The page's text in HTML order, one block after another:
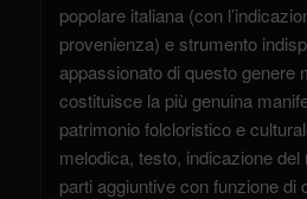
popolare italiana (con
provenienza) e strumento
appassionato di questo genere
costituisce la più genuina
patrimonio folcloristico e
melodica, testo, indicazione del
parti aggiuntive con funzione di